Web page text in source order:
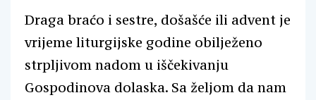
Draga braćo i sestre, došašće ili advent je
vrijeme liturgijske godine obilježeno
strpljivom nadom u iščekivanju
Gospodinova dolaska. Sa željom da nam